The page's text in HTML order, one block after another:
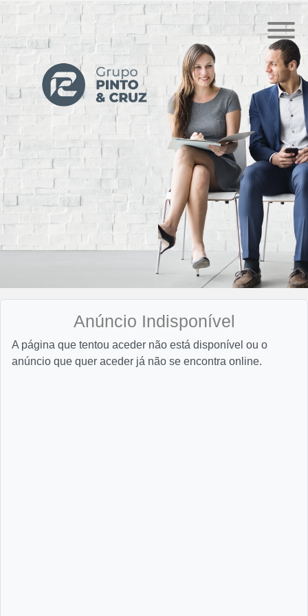
Anúncio Indisponível
A página que tentou aceder não está disponível ou o
anúncio que quer aceder já não se encontra online.